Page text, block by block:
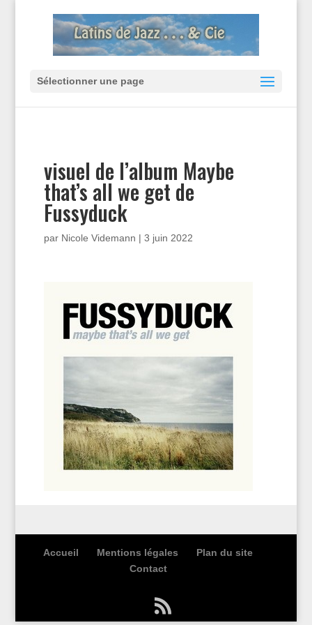
Sélectionner une page
visuel de l’album Maybe
that’s all we get de
Fussyduck
par Nicole Videmann | 3 juin 2022
Accueil Mentions légales
Plan du site
Contact